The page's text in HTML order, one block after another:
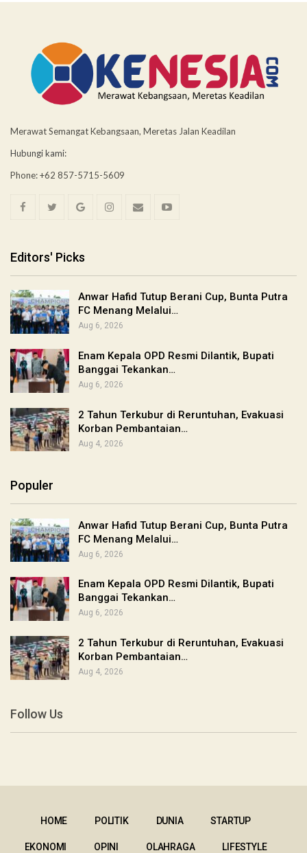
Merawat Semangat Kebangsaan, Meretas Jalan Keadilan
Hubungi kami:
Phone: +62 857-5715-5609
Editors' Picks
Anwar Hafid Tutup Berani Cup, Bunta Putra
FC Menang Melalui…
Aug 6, 2026
Enam Kepala OPD Resmi Dilantik, Bupati
Banggai Tekankan…
Aug 6, 2026
2 Tahun Terkubur di Reruntuhan, Evakuasi
Korban Pembantaian…
Aug 4, 2026
Populer
Anwar Hafid Tutup Berani Cup, Bunta Putra
FC Menang Melalui…
Aug 6, 2026
Enam Kepala OPD Resmi Dilantik, Bupati
Banggai Tekankan…
Aug 6, 2026
2 Tahun Terkubur di Reruntuhan, Evakuasi
Korban Pembantaian…
Aug 4, 2026
Follow Us
HOME POLITIK DUNIA STARTUP
EKONOMI OPINI OLAHRAGA LIFESTYLE